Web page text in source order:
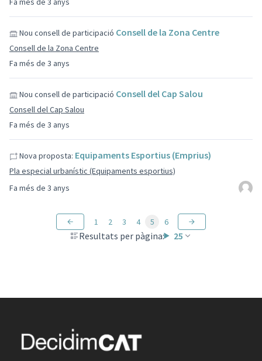
Fa més de 3 anys
Nou consell de participació Consell de la Zona Centre
Consell de la Zona Centre
Fa més de 3 anys
Nou consell de participació Consell del Cap Salou
Consell del Cap Salou
Fa més de 3 anys
Nova proposta: Equipaments Esportius (Emprius)
Pla especial urbanístic (Equipaments esportius)
Resultats per pàgina: 25
1 2 3 4 5 6